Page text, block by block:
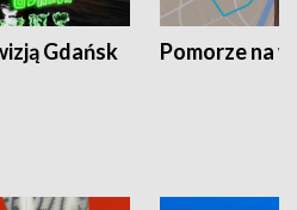
Gdańsk Pomorze na